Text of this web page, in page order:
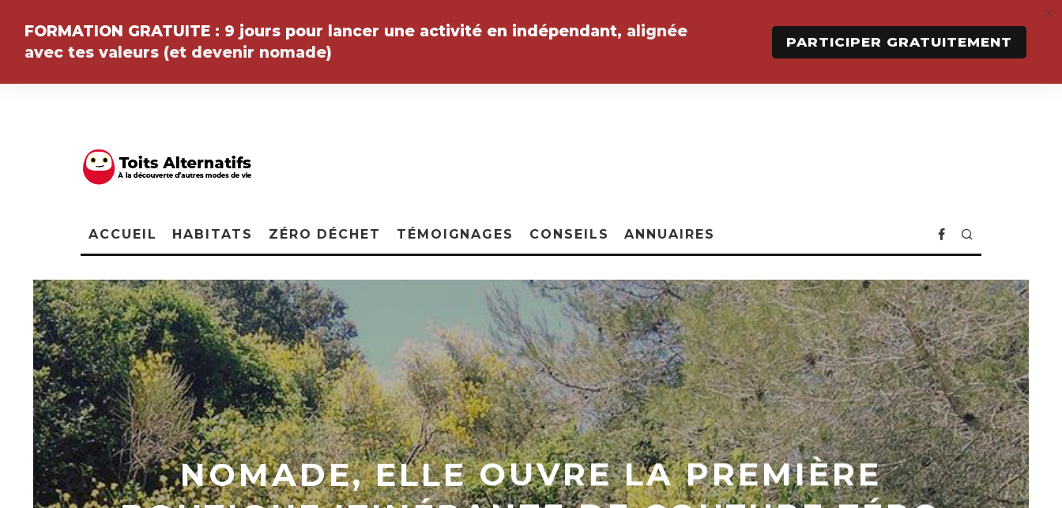
ACCUEIL HABITATS ZÉRO DÉCHET TÉMOIGNAGES CONSEILS ANNUAIRES
NOMADE, ELLE OUVRE LA PREMIÈRE
FORMATION GRATUITE : 9 jours pour lancer une activité en indépendant, alignée
avec tes valeurs (et devenir nomade)
PARTICIPER GRATUITEMENT